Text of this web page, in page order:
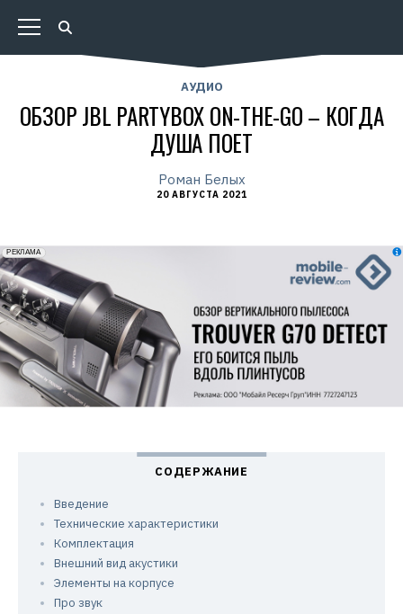
АУДИО
ОБЗОР JBL PARTYBOX ON-THE-GO – КОГДА
ДУША ПОЕТ
Роман Белых
20 АВГУСТА 2021
erid: 2VfnxxmNzs5
РЕКЛАМА
Введение
Технические характеристики
Комплектация
Внешний вид акустики
Элементы на корпусе
Про звук